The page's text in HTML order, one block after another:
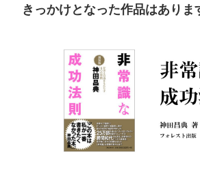
きっかけとなった作品はありま